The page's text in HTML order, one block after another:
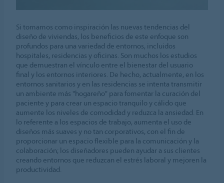
Si tomamos como inspiración las nuevas tendencias del
diseño de viviendas, los beneficios de este enfoque son
profundos para una variedad de entornos, incluidos
hospitales, residencias y oficinas. Son muchos los estudios
que demuestran el vínculo entre el bienestar del usuario
final y los entornos interiores. De hecho, actualmente, en los
entornos sanitarios y en las residencias se intenta transmitir
un ambiente más "hogareño" para fomentar la curación del
paciente y para crear un espacio tranquilo y cálido que
aumente los niveles de comodidad y reduzca la ansiedad. En
lo referente a los espacios de trabajo, aumenta el uso de
diseños más suaves y no tan corporativos, con el fin de
proporcionar un espacio flexible para la comunicación y la
colaboración; los diseñadores pueden ayudar a sus clientes
creando entornos que reduzcan el estrés laboral y mejoren la
productividad.